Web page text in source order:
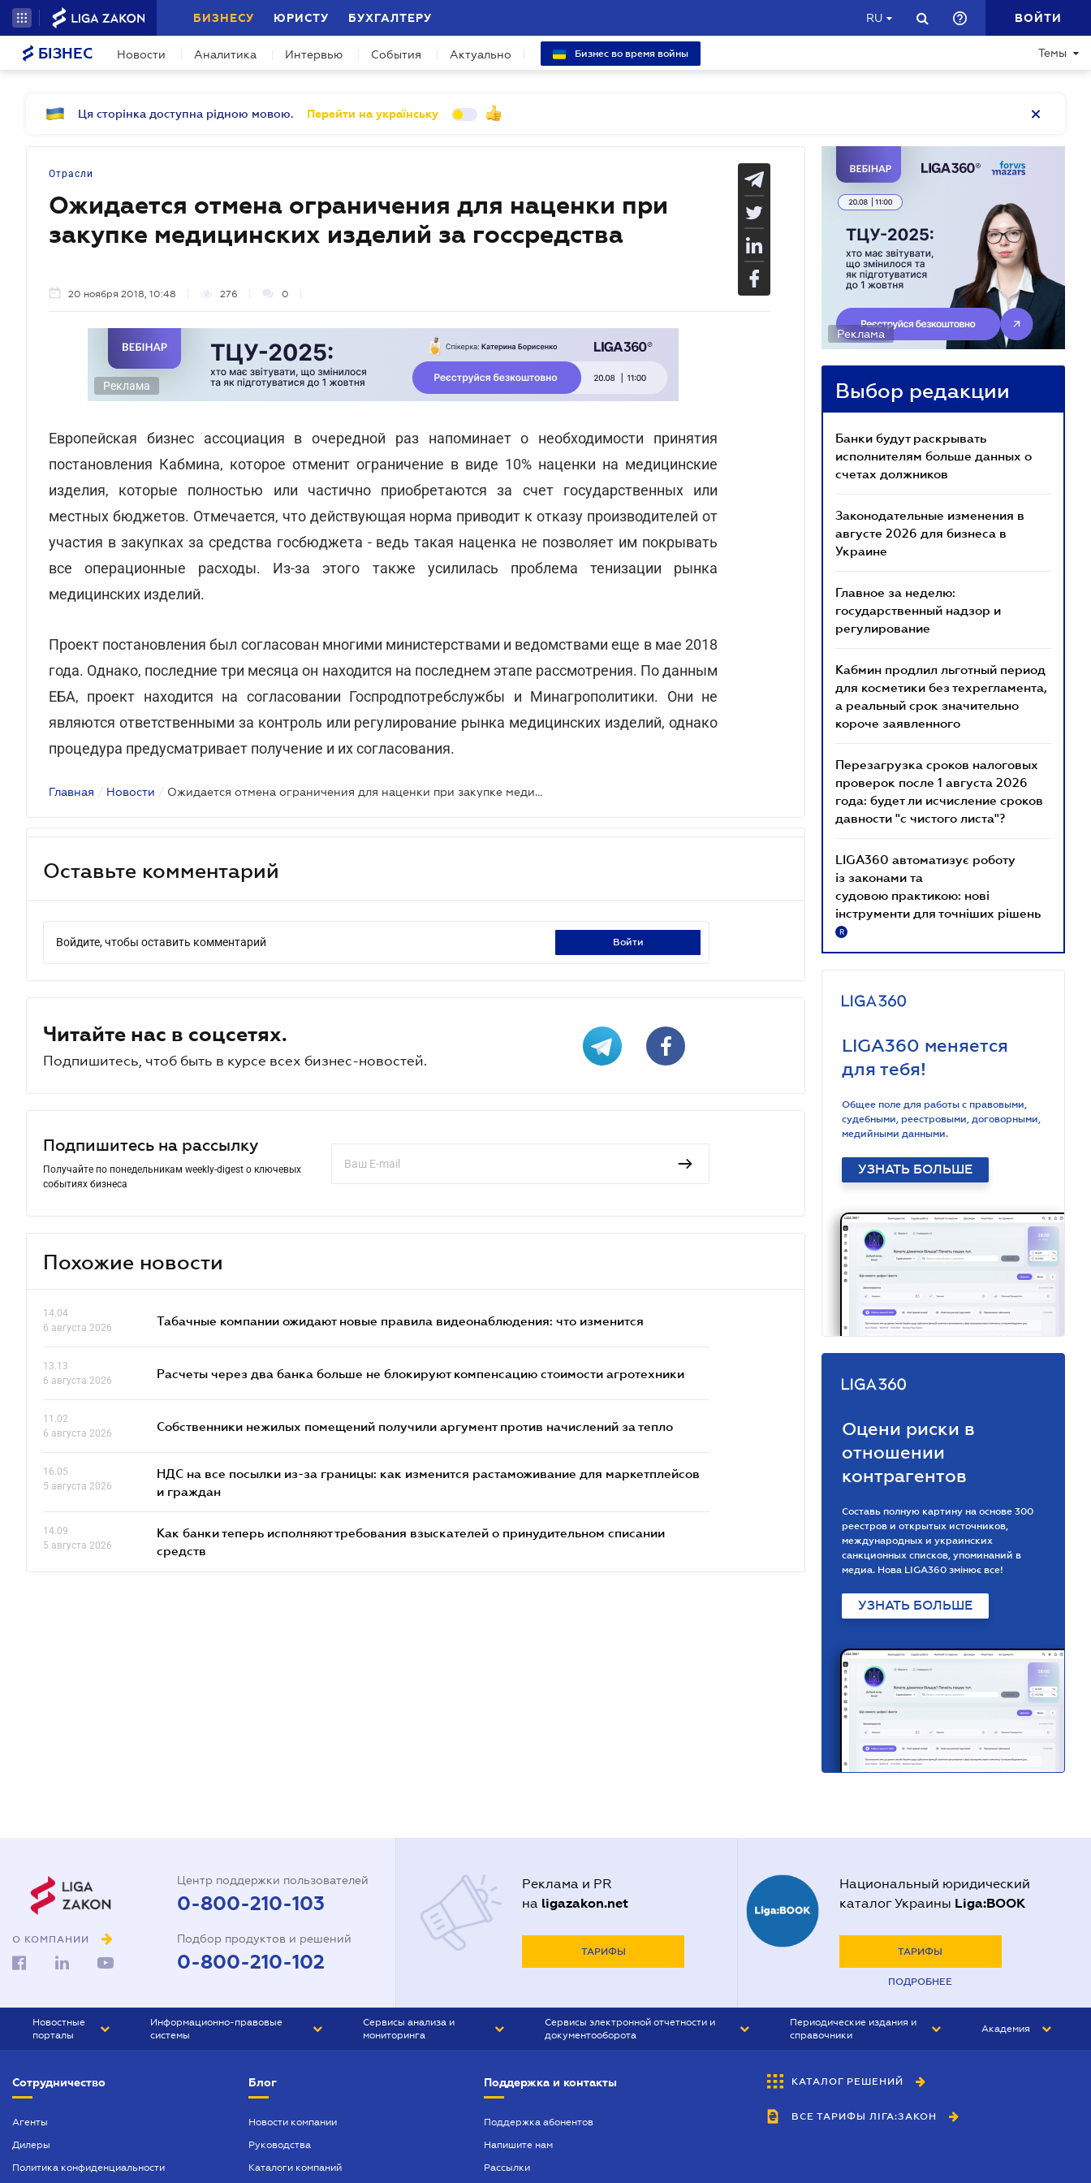
БИЗНЕСУ ЮРИСТУ БУХГАЛТЕРУ RU ВОЙТИ
БІЗНЕС Новости Аналитика Интервью События Актуально Бизнес во время войны Темы
Ця сторінка доступна рідною мовою. Перейти на українську
Отрасли
Ожидается отмена ограничения для наценки при
закупке медицинских изделий за госсредства
20 ноября 2018, 10:48 276 0
Реклама
Европейская бизнес ассоциация в очередной раз напоминает о необходимости принятия
постановления Кабмина, которое отменит ограничение в виде 10% наценки на медицинские
изделия, которые полностью или частично приобретаются за счет государственных или
местных бюджетов. Отмечается, что действующая норма приводит к отказу производителей от
участия в закупках за средства госбюджета - ведь такая наценка не позволяет им покрывать
все операционные расходы. Из-за этого также усилилась проблема тенизации рынка
медицинских изделий.
Проект постановления был согласован многими министерствами и ведомствами еще в мае 2018
года. Однако, последние три месяца он находится на последнем этапе рассмотрения. По данным
ЕБА, проект находится на согласовании Госпродпотребслужбы и Минагрополитики. Они не
являются ответственными за контроль или регулирование рынка медицинских изделий, однако
процедура предусматривает получение и их согласования.
Главная / Новости / Ожидается отмена ограничения для наценки при закупке медицинских изделий за госсредства
Оставьте комментарий
Войдите, чтобы оставить комментарий войти
Читайте нас в соцсетях.
Подпишитесь, чтоб быть в курсе всех бизнес-новостей.
Подпишитесь на рассылку
Получайте по понедельникам weekly-digest о ключевых
событиях бизнеса
Похожие новости
14.04
6 августа 2026
Табачные компании ожидают новые правила видеонаблюдения: что изменится
13.13
6 августа 2026
Расчеты через два банка больше не блокируют компенсацию стоимости агротехники
11.02
6 августа 2026
Собственники нежилых помещений получили аргумент против начислений за тепло
16.05
5 августа 2026
НДС на все посылки из-за границы: как изменится растаможивание для маркетплейсов
и граждан
14.09
5 августа 2026
Как банки теперь исполняют требования взыскателей о принудительном списании
средств
Реклама
Выбор редакции
Банки будут раскрывать
исполнителям больше данных о
счетах должников
Законодательные изменения в
августе 2026 для бизнеса в
Украине
Главное за неделю:
государственный надзор и
регулирование
Кабмин продлил льготный период
для косметики без техрегламента,
а реальный срок значительно
короче заявленного
Перезагрузка сроков налоговых
проверок после 1 августа 2026
года: будет ли исчисление сроков
давности "с чистого листа"?
LIGA360 автоматизує роботу
із законами та
судовою практикою: нові
інструменти для точніших рішень
R
LIGA360 меняется
для тебя!
Общее поле для работы с правовыми,
судебными, реестровыми, договорными,
медийными данными.
УЗНАТЬ БОЛЬШЕ
Оцени риски в
отношении
контрагентов
Составь полную картину на основе 300
реестров и открытых источников,
международных и украинских
санкционных списков, упоминаний в
медиа. Нова LIGA360 змінює все!
УЗНАТЬ БОЛЬШЕ
О КОМПАНИИ
Центр поддержки пользователей
0-800-210-103
Подбор продуктов и решений
0-800-210-102
Реклама и PR
на ligazakon.net
ТАРИФЫ
Национальный юридический
каталог Украины Liga:BOOK
ТАРИФЫ
ПОДРОБНЕЕ
Новостные
порталы
БИЗНЕС
Информационно-правовые
системы
БУХГАЛТЕР ПРОФ
ЮРИСТ ПРОФ
Сервисы анализа и
мониторинга
Сервисы электронной отчетности и
документооборота
Периодические издания и
справочники
БУХГАЛТЕР&ЗАКОН
ВЕСТНИК МСФО
Академия
Сотрудничество
Агенты
Дилеры
Политика конфиденциальности
Блог
Новости компании
Руководства
Каталоги компаний
Поддержка и контакты
Поддержка абонентов
Напишите нам
Рассылки
КАТАЛОГ РЕШЕНИЙ
ВСЕ ТАРИФЫ ЛІГА:ЗАКОН